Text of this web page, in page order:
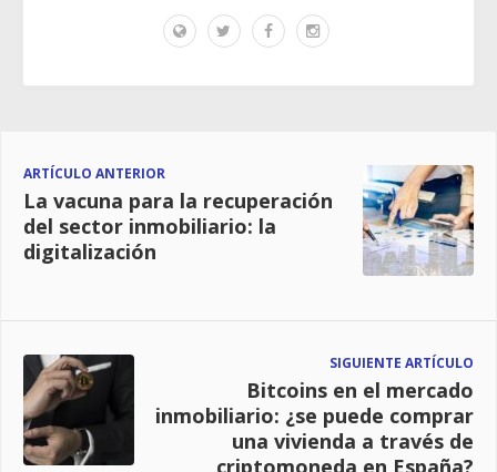
ARTÍCULO ANTERIOR
La vacuna para la recuperación
del sector inmobiliario: la
digitalización
SIGUIENTE ARTÍCULO
Bitcoins en el mercado
inmobiliario: ¿se puede comprar
una vivienda a través de